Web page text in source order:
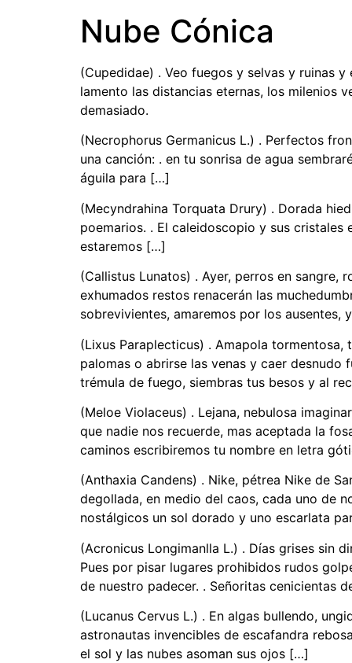
Nube Cónica
(Cupedidae) . Veo fuegos y selvas y ruinas
lamento las distancias eternas, los milenios
demasiado.
(Necrophorus Germanicus L.) . Perfectos
una canción: . en tu sonrisa de agua
águila para […]
(Mecyndrahina Torquata Drury) . Dorada
poemarios. . El caleidoscopio y sus cristales
estaremos […]
(Callistus Lunatos) . Ayer, perros en sangre,
exhumados restos renacerán las
sobrevivientes, amaremos por los ausentes,
(Lixus Paraplecticus) . Amapola
palomas o abrirse las venas y caer desnudo
trémula de fuego, siembras tus besos y al
(Meloe Violaceus) . Lejana, nebulosa
que nadie nos recuerde, mas aceptada la
caminos escribiremos tu nombre en letra
(Anthaxia Candens) . Nike, pétrea Nike de
degollada, en medio del caos, cada uno de
nostálgicos un sol dorado y uno escarlata
(Acronicus Longimanlla L.) . Días grises sin
Pues por pisar lugares prohibidos rudos
de nuestro padecer. . Señoritas cenicientas
(Lucanus Cervus L.) . En algas bullendo,
astronautas invencibles de escafandra
el sol y las nubes asoman sus ojos […]